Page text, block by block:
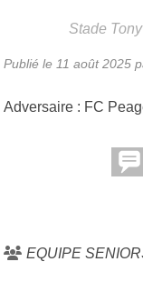
Stade
Publié le 11 août 2025
Adversaire : FC
EQUIPE